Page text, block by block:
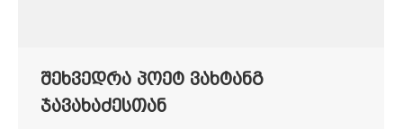
შეხვედრა პოეტ ვახტანგ
ჯავახაძესთან